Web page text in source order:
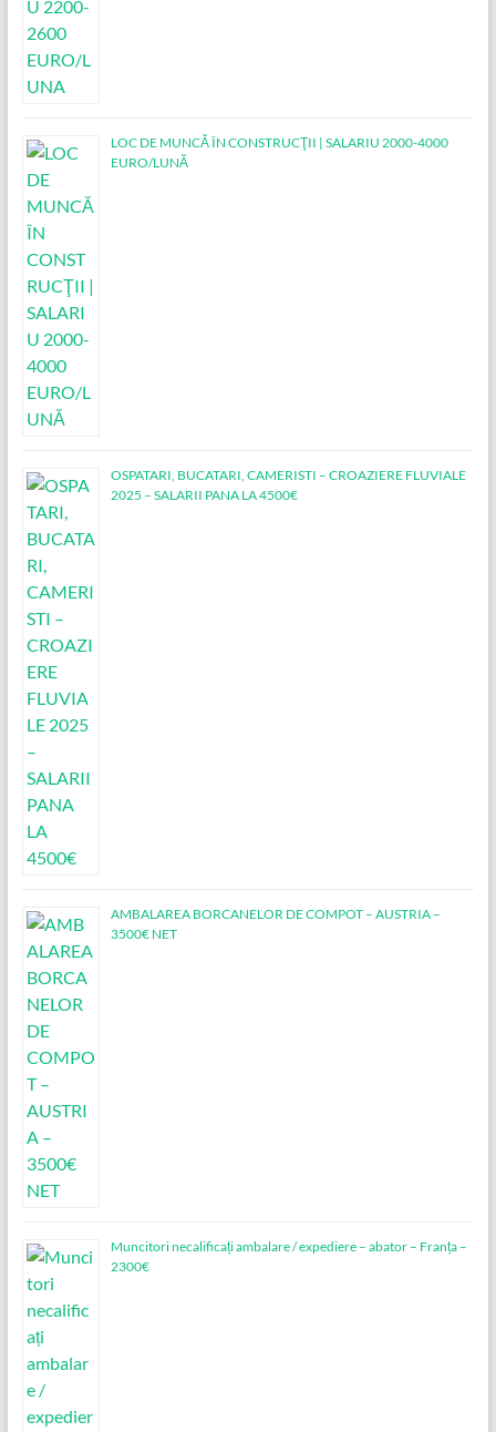
LOC DE MUNCĂ ÎN CONSTRUCŢII | SALARIU 2000-4000
EURO/LUNĂ
OSPATARI, BUCATARI, CAMERISTI – CROAZIERE FLUVIALE
2025 – SALARII PANA LA 4500€
AMBALAREA BORCANELOR DE COMPOT – AUSTRIA –
3500€ NET
Muncitori necalificați ambalare / expediere – abator – Franța –
2300€